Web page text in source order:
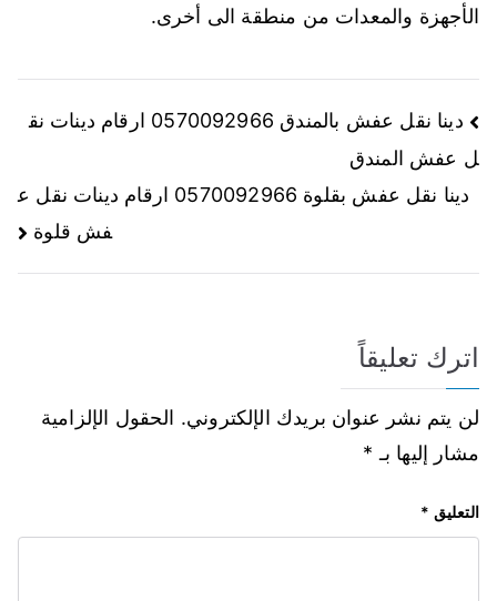
الأجهزة والمعدات من منطقة الى أخرى.
دينا نقل عفش بالمندق 0570092966 ارقام دينات نق
ل عفش المندق
دينا نقل عفش بقلوة 0570092966 ارقام دينات نقل ع
فش قلوة
اترك تعليقاً
لن يتم نشر عنوان بريدك الإلكتروني. الحقول الإلزامية
مشار إليها بـ *
التعليق *